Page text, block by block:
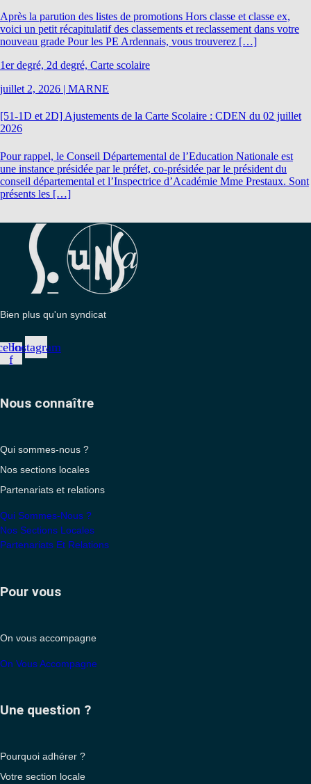
Après la parution des listes de promotions Hors classe et classe ex,
voici un petit récapitulatif des classements et reclassement dans votre
nouveau grade Pour les PE Ardennais, vous trouverez […]
1er degré, 2d degré, Carte scolaire
juillet 2, 2026 | MARNE
[51-1D et 2D] Ajustements de la Carte Scolaire : CDEN du 02 juillet
2026
Pour rappel, le Conseil Départemental de l’Education Nationale est
une instance présidée par le préfet, co-présidée par le président du
conseil départemental et l’Inspectrice d’Académie Mme Prestaux. Sont
présents les […]
Bien plus qu'un syndicat
f
Instagram
Nous connaître
Qui sommes-nous ?
Nos sections locales
Partenariats et relations
Qui Sommes-Nous ?
Nos Sections Locales
Partenariats Et Relations
Pour vous
On vous accompagne
On Vous Accompagne
Une question ?
Pourquoi adhérer ?
Votre section locale